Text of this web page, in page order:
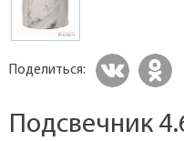
Поделиться:
Подсвечник